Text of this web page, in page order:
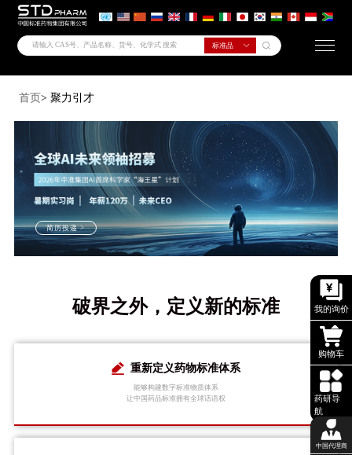
我的询价
购物车
药研导
航
中国代理商
首页> 聚力引才
简历投递 >
破界之外，定义新的标准
重新定义药物标准体系
能够构建数字标准物质体系
让中国药品标准拥有全球话语权